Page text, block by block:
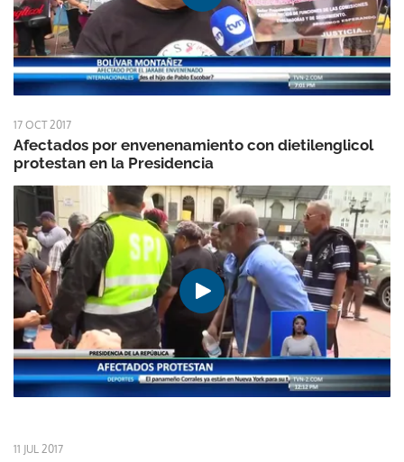
17 OCT 2017
Afectados por envenenamiento con dietilenglicol
protestan en la Presidencia
11 JUL 2017